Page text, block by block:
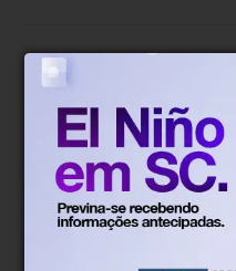
15°
15°
Sensação